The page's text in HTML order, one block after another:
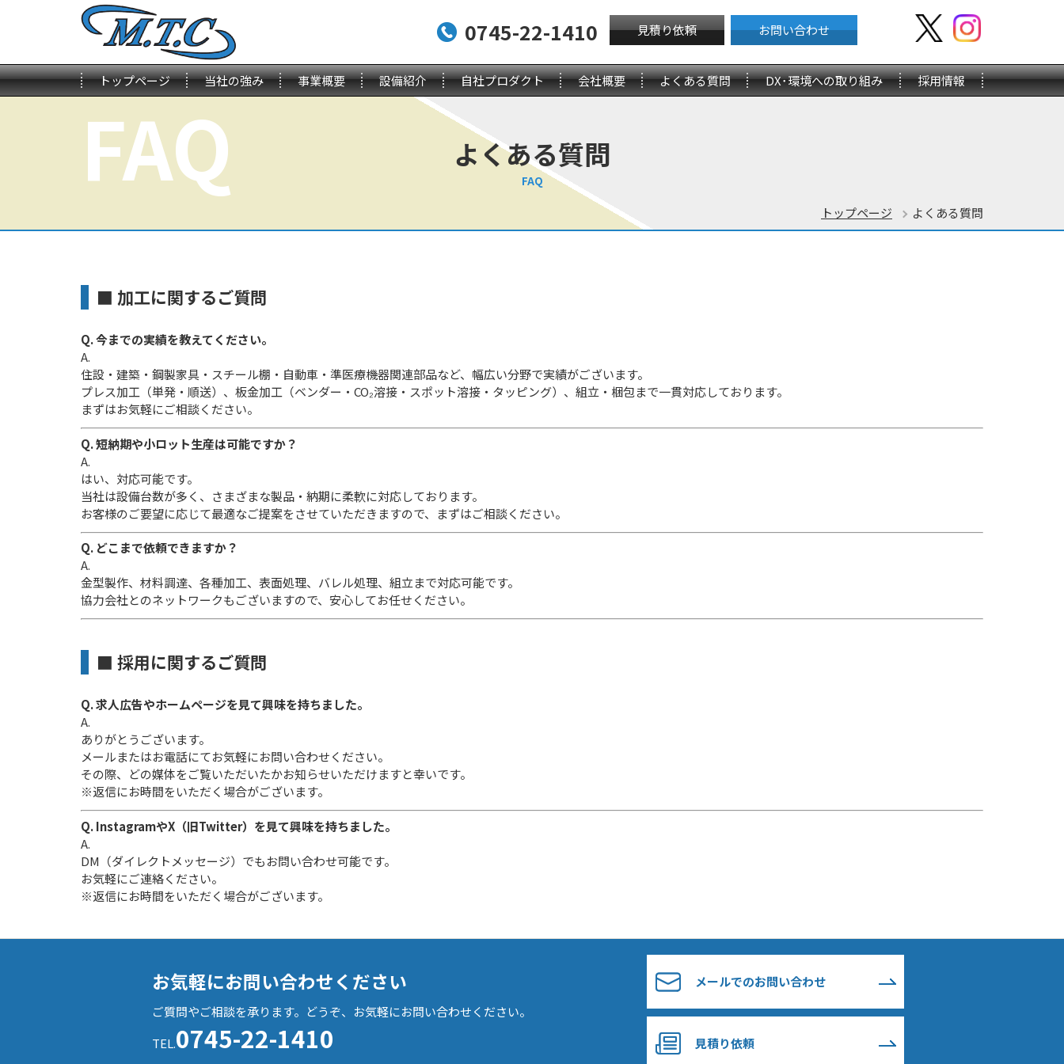
0745-22-1410 見積り依頼 お問い合わせ
トップページ 当社の強み 事業概要 設備紹介 自社プロダクト 会社概要 よくある質問 DX･環境への取り組み 採用情報
FAQ よくある質問
FAQ
トップページ よくある質問
■ 加工に関するご質問
Q. 今までの実績を教えてください。
A.
住設・建築・鋼製家具・スチール棚・自動車・準医療機器関連部品など、幅広い分野で実績がございます。
プレス加工（単発・順送）、板金加工（ベンダー・CO₂溶接・スポット溶接・タッピング）、組立・梱包まで一貫対応しております。
まずはお気軽にご相談ください。
Q. 短納期や小ロット生産は可能ですか？
A.
はい、対応可能です。
当社は設備台数が多く、さまざまな製品・納期に柔軟に対応しております。
お客様のご要望に応じて最適なご提案をさせていただきますので、まずはご相談ください。
Q. どこまで依頼できますか？
A.
金型製作、材料調達、各種加工、表面処理、バレル処理、組立まで対応可能です。
協力会社とのネットワークもございますので、安心してお任せください。
■ 採用に関するご質問
Q. 求人広告やホームページを見て興味を持ちました。
A.
ありがとうございます。
メールまたはお電話にてお気軽にお問い合わせください。
その際、どの媒体をご覧いただいたかお知らせいただけますと幸いです。
※返信にお時間をいただく場合がございます。
Q. InstagramやX（旧Twitter）を見て興味を持ちました。
A.
DM（ダイレクトメッセージ）でもお問い合わせ可能です。
お気軽にご連絡ください。
※返信にお時間をいただく場合がございます。
お気軽にお問い合わせください
ご質問やご相談を承ります。どうぞ、お気軽にお問い合わせください。
TEL.0745-22-1410
メールでのお問い合わせ
見積り依頼